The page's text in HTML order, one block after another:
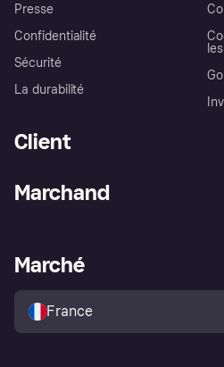
Presse
Confidentialité
Sécurité
La durabilité
Client
Explorez les magasins
Politique de protection de
l’acheteur Klarna
Marchand
Portail Marchand
Marché
France